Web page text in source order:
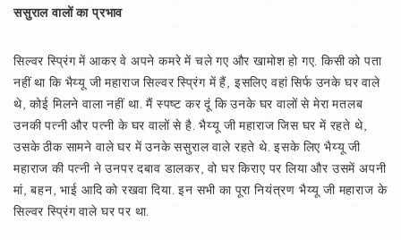
ससुराल वालों का प्रभाव
सिल्वर स्प्रिंग में आकर वे अपने कमरे में चले गए और खामोश हो गए. किसी को पता
नहीं था कि भैय्यू जी महाराज सिल्वर स्प्रिंग में हैं, इसलिए वहां सिर्फ उनके घर वाले
थे, कोई मिलने वाला नहीं था. मैं स्पष्ट कर दूं कि उनके घर वालों से मेरा मतलब
उनकी पत्नी और पत्नी के घर वालों से है. भैय्यू जी महाराज जिस घर में रहते थे,
उसके ठीक सामने वाले घर में उनके ससुराल वाले रहते थे. इसके लिए भैय्यू जी
महाराज की पत्नी ने उनपर दबाव डालकर, वो घर किराए पर लिया और उसमें अपनी
मां, बहन, भाई आदि को रखवा दिया. इन सभी का पूरा नियंत्रण भैय्यू जी महाराज के
सिल्वर स्प्रिंग वाले घर पर था.